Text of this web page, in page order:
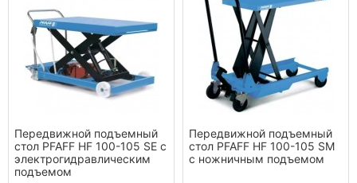
Передвижной подъемный
стол PFAFF HF 100-105 SE с
электрогидравлическим
подъемом
Передвижной подъемный
стол PFAFF HF 100-105 SM
с ножничным подъемом